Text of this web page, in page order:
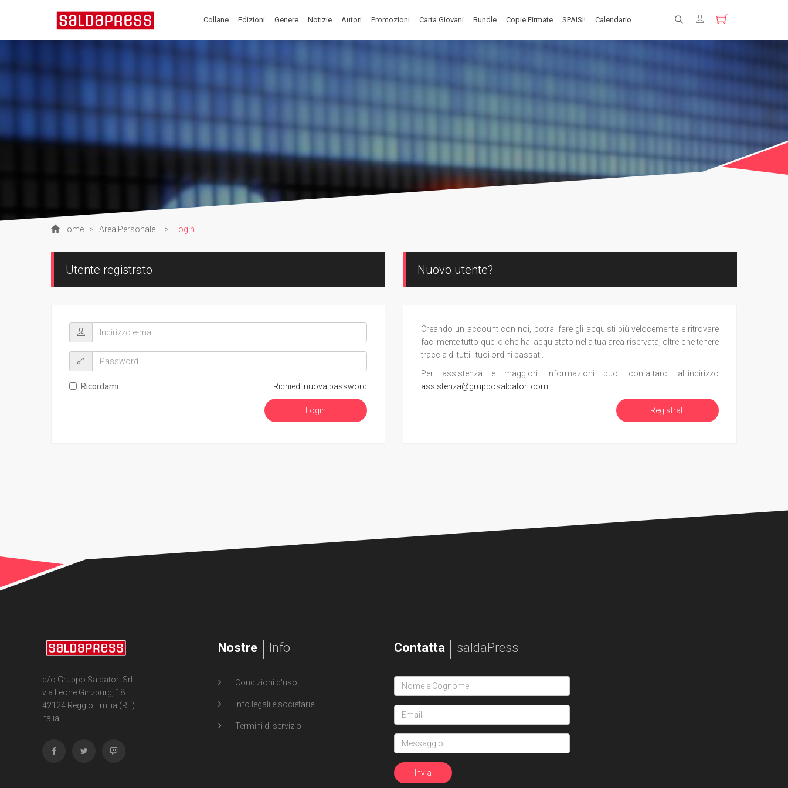
Collane Edizioni Genere Notizie Autori Promozioni Carta Giovani Bundle Copie Firmate SPAISI! Calendario
Home > Area Personale > Login
Utente registrato
Richiedi nuova password
Ricordami
Nuovo utente?
Creando un account con noi, potrai fare gli acquisti più velocemente e ritrovare
facilmente tutto quello che hai acquistato nella tua area riservata, oltre che tenere
traccia di tutti i tuoi ordini passati.
Per assistenza e maggiori informazioni puoi contattarci all'indirizzo
assistenza@grupposaldatori.com
Registrati
c/o Gruppo Saldatori Srl
via Leone Ginzburg, 18
42124 Reggio Emilia (RE)
Italia
Nostre Info
Condizioni d'uso
Info legali e societarie
Termini di servizio
Contatta saldaPress